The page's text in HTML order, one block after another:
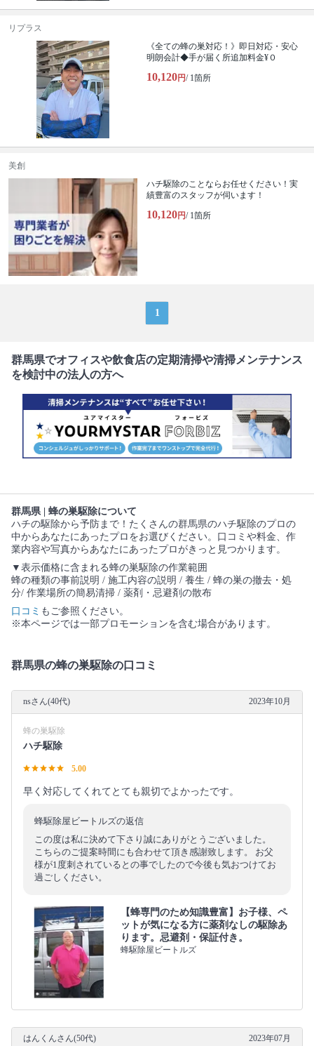
リプラス
《全ての蜂の巣対応！》即日対応・安心
明朗会計◆手が届く所追加料金¥０
10,120円/ 1箇所
美創
ハチ駆除のことならお任せください！実
績豊富のスタッフが伺います！
10,120円/ 1箇所
1
群馬県でオフィスや飲食店の定期清掃や清掃メンテナンス
を検討中の法人の方へ
群馬県 | 蜂の巣駆除について
ハチの駆除から予防まで！たくさんの群馬県のハチ駆除のプロの
中からあなたにあったプロをお選びください。口コミや料金、作
業内容や写真からあなたにあったプロがきっと見つかります。
▼表示価格に含まれる蜂の巣駆除の作業範囲
蜂の種類の事前説明 / 施工内容の説明 / 養生 / 蜂の巣の撤去・処
分/ 作業場所の簡易清掃 / 薬剤・忌避剤の散布
口コミ もご参照ください。
※本ページでは一部プロモーションを含む場合があります。
群馬県の蜂の巣駆除の口コミ
nsさん(40代) 2023年10月
蜂の巣駆除
ハチ駆除
5.00
早く対応してくれてとても親切でよかったです。
蜂駆除屋ビートルズの返信
この度は私に決めて下さり誠にありがとうございました。
こちらのご提案時間にも合わせて頂き感謝致します。 お父
様が1度刺されているとの事でしたので今後も気おつけてお
過ごしください。
【蜂専門のため知識豊富】お子様、ペ
ットが気になる方に薬剤なしの駆除あ
ります。忌避剤・保証付き。
蜂駆除屋ビートルズ
はんくんさん(50代) 2023年07月